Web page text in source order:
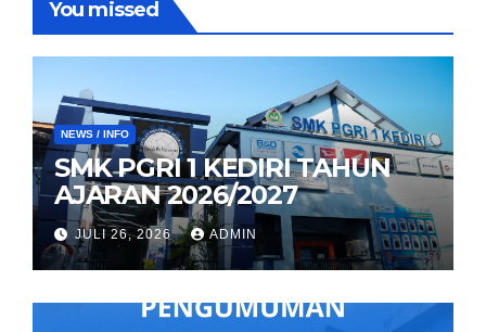
You missed
NEWS / INFO
SMK PGRI 1 KEDIRI TAHUN
AJARAN 2026/2027
JULI 26, 2026 ADMIN